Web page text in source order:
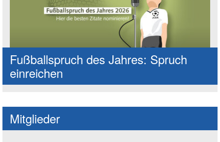
Fußballspruch des Jahres: Spruch
einreichen
Mitglieder